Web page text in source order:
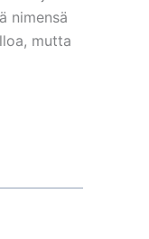
nimensä
mutta